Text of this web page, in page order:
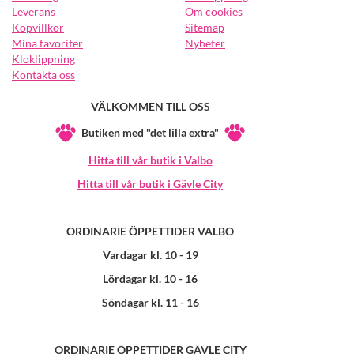
Leverans
Köpvillkor
Mina favoriter
Kloklippning
Kontakta oss
Om cookies
Sitemap
Nyheter
VÄLKOMMEN TILL OSS
Butiken med "det lilla extra"
Hitta till vår butik i Valbo
Hitta till vår butik i Gävle City
ORDINARIE ÖPPETTIDER VALBO
Vardagar kl. 10 - 19
Lördagar kl. 10 - 16
Söndagar kl. 11 - 16
ORDINARIE ÖPPETTIDER GÄVLE CITY